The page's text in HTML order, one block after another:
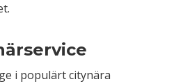
i populärt citynära